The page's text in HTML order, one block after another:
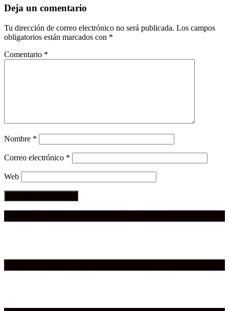
Deja un comentario
Tu dirección de correo electrónico no será publicada. Los campos
obligatorios están marcados con *
Comentario *
Nombre *
Correo electrónico *
Web